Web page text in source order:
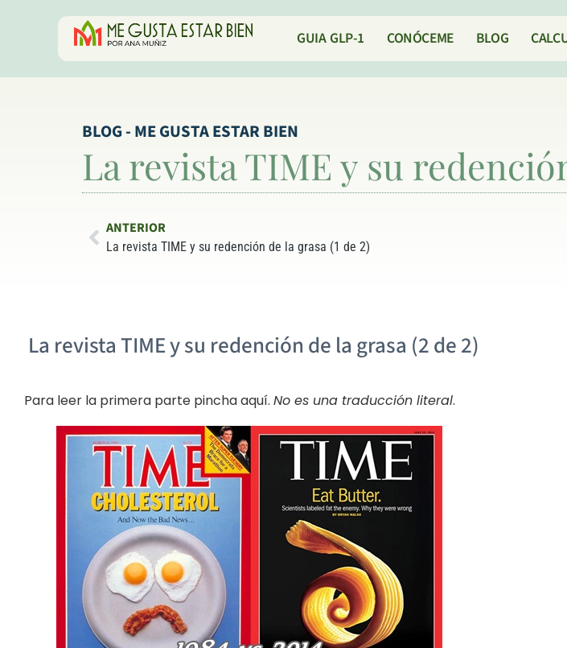
GUIA GLP-1 CONÓCEME BLOG
BLOG - ME GUSTA ESTAR BIEN
La revista TIME y su
ANTERIOR
La revista TIME y su redención de la grasa (1 de 2)
La revista TIME y su redención de la grasa (2 de 2)
Para leer la primera parte pincha aquí. No es una traducción literal.